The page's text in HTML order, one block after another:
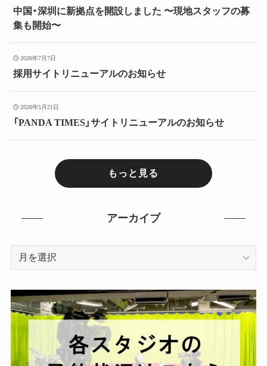
中国・深圳に新拠点を開設しました 〜現地スタッフの募
集も開始〜
2026年7月7日
採用サイトリニューアルのお知らせ
2026年5月21日
「PANDA TIMES」サイトリニューアルのお知らせ
もっと見る
アーカイブ
イ
ブ